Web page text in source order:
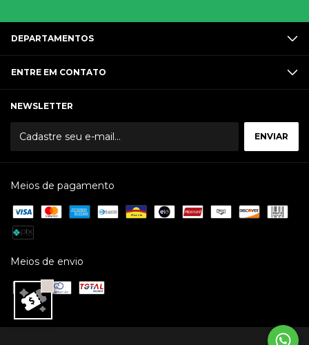
DEPARTAMENTOS
ENTRE EM CONTATO
NEWSLETTER
Meios de pagamento
Meios de envio